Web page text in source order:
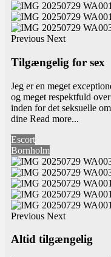
Previous Next
Tilgængelig for sex
Jeg er en meget
og meget respektfuld
inden for det seksuelle
dine Read more...
Escort
Bornholm
Previous Next
Altid tilgængelig